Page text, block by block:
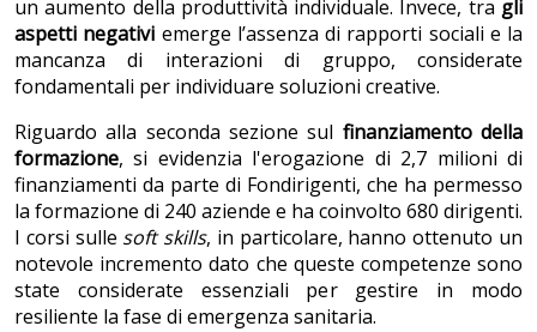
un aumento della produttività individuale. Invece, tra gli
aspetti negativi emerge l’assenza di rapporti sociali e la
mancanza di interazioni di gruppo, considerate
fondamentali per individuare soluzioni creative.
Riguardo alla seconda sezione sul finanziamento della
formazione, si evidenzia l'erogazione di 2,7 milioni di
finanziamenti da parte di Fondirigenti, che ha permesso
la formazione di 240 aziende e ha coinvolto 680 dirigenti.
I corsi sulle soft skills, in particolare, hanno ottenuto un
notevole incremento dato che queste competenze sono
state considerate essenziali per gestire in modo
resiliente la fase di emergenza sanitaria.